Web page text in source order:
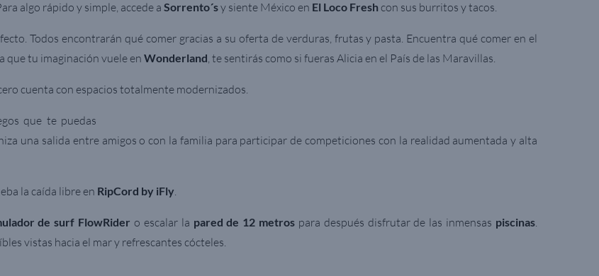
algo rápido y simple, accede a Sorrento´sy siente México en El Loco Fresh con sus burritos y tacos.
Todos encontrarán qué comer gracias a su oferta de verduras, frutas y pasta. Encuentra qué comer en el
que tu imaginación vuele en Wonderland, te sentirás como si fueras Alicia en el País de las Maravillas.
cuenta con espacios totalmente modernizados.
que te puedas
una salida entre amigos o con la familia para participar de competiciones con la realidad aumentada y alta
la caída libre en RipCord by iFly.
de surf FlowRider o escalar la pared de 12 metros para después disfrutar de las inmensas piscinas.
vistas hacia el mar y refrescantes cócteles.